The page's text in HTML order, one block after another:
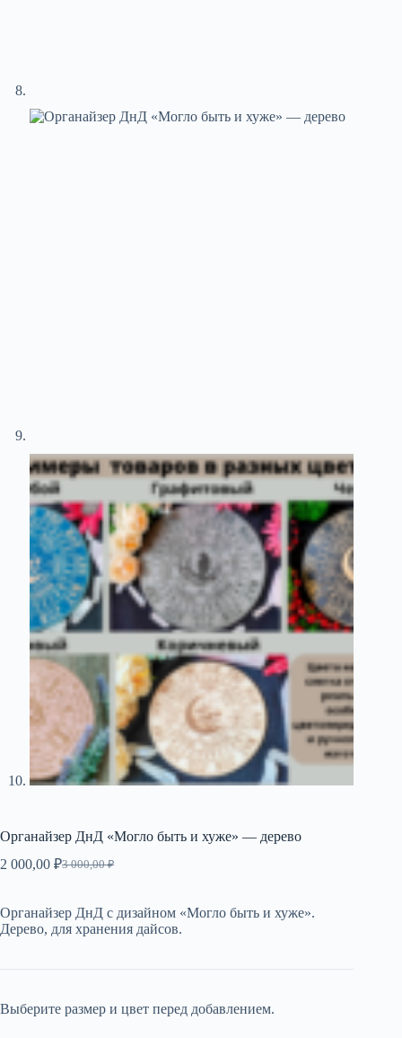
Органайзер ДнД «Могло быть и хуже» — дерево
3 000,00₽
Первоначальная
3
000,00 ₽.
2 000,00 ₽
Текущая
000,00 ₽.
Органайзер ДнД с дизайном «Могло быть и хуже».
Дерево, для хранения дайсов.
Выберите размер и цвет перед добавлением.